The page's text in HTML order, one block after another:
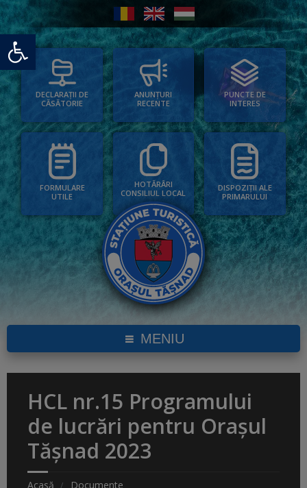
Deschide bara de unelte
DECLARAȚII DE
CĂSĂTORIE
ANUNȚURI
RECENTE
PUNCTE DE
INTERES
FORMULARE
UTILE
HOTĂRÂRI
CONSILIUL LOCAL
DISPOZIȚII ALE
PRIMARULUI
MENIU
HCL nr.15 Programului
de lucrări pentru Orașul
Tășnad 2023
Acasă Documente